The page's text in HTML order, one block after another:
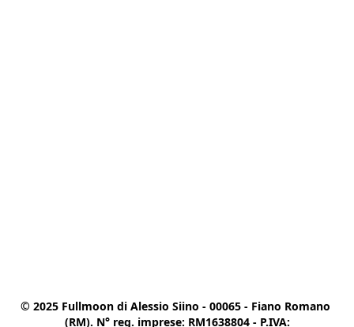
© 2025 Fullmoon di Alessio Siino - 00065 - Fiano Romano
(RM). N° reg. imprese: RM1638804 - P.IVA: